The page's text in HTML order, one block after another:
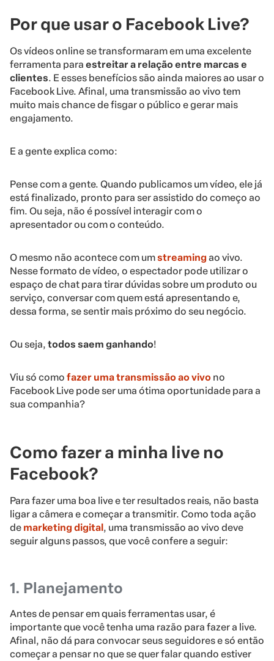
Por que usar o Facebook Live?
Os vídeos online se transformaram em uma excelente
ferramenta para estreitar a relação entre marcas e
clientes. E esses benefíciossão ainda maiores ao usar o
Facebook Live. Afinal, uma transmissão ao vivo tem
muito mais chance de fisgar o público e gerar mais
engajamento.
E a gente explica como:
Pense com a gente. Quando publicamos um vídeo, ele já
está finalizado, pronto para ser assistido do começo ao
fim. Ou seja, não é possível interagir com o
apresentador ou com o conteúdo.
O mesmo não acontece com umstreaming ao vivo.
Nesse formato de vídeo, o espectador pode utilizar o
espaço de chat para tirar dúvidas sobre um produto ou
serviço, conversar com quem está apresentando e,
dessa forma, se sentir mais próximo do seu negócio.
Ou seja, todos saem ganhando!
Viu só como fazer uma transmissão ao vivo no
Facebook Live pode ser uma ótima oportunidade para a
sua companhia?
Como fazer a minha live no
Facebook?
Para fazer uma boa live e ter resultados reais, não basta
ligar a câmera e começar a transmitir. Como toda ação
de marketing digital , uma transmissão ao vivo deve
seguir alguns passos, que você confere a seguir:
1. Planejamento
Antes de pensar em quais ferramentas usar, é
importante que você tenha uma razão para fazer a live.
Afinal, não dá para convocar seus seguidores e só então
começar a pensar no que se quer falar quando estiver